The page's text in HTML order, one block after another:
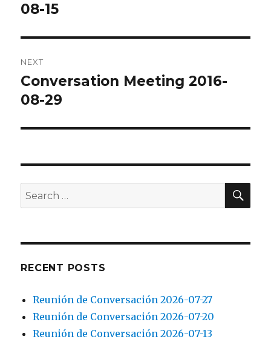
post:
08-15
NEXT
Next
post:
Conversation Meeting 2016-
08-29
Search
for:
RECENT POSTS
Reunión de Conversación 2026-07-27
Reunión de Conversación 2026-07-20
Reunión de Conversación 2026-07-13